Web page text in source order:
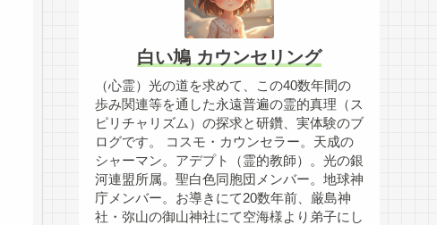
白い鳩 カウンセリング
（心霊）光の道を求めて、この40数年間の
歩み関連等を通した永遠普遍の霊的真理（ス
ピリチャリズム）の探求と研鑽、実体験のブ
ログです。 コスモ・カウンセラー。天成の
シャーマン。アデプト（霊的教師）。光の銀
河連盟所属。聖白色同胞団メンバー。地球神
庁メンバー。お導きにて20数年前、厳島神
社・弥山の御山神社にて空海様より弟子にし